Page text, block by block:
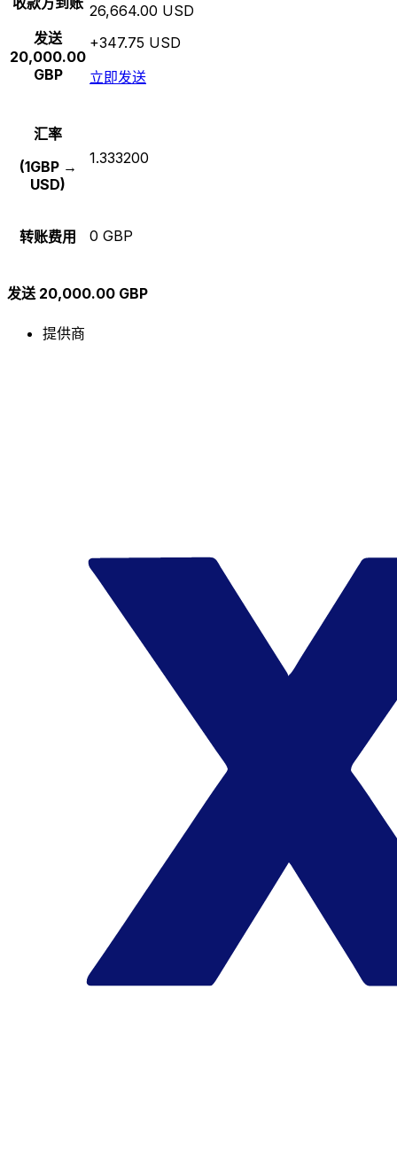
发送
20,000.00
GBP
26,664.00 USD
+347.75 USD
立即发送
汇率
(1GBP →
USD)
1.333200
转账费用 0 GBP
发送 20,000.00 GBP
提供商